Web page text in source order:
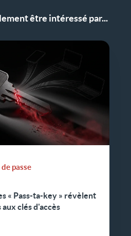
être intéressé par...
passe
« Pass-ta-key » révèlent
clés d'accès